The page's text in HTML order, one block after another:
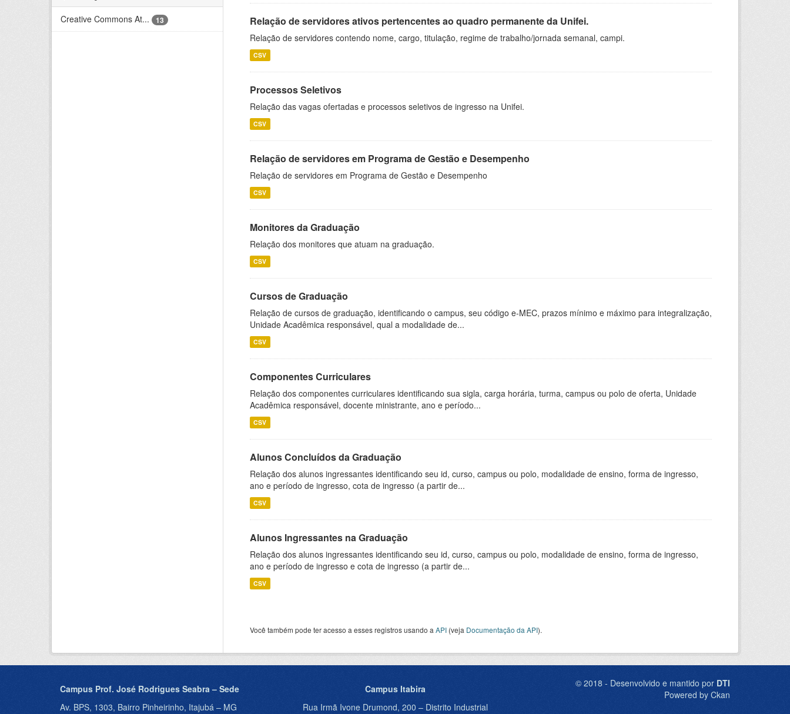
Creative Commons At...
13 Relação de servidores ativos pertencentes ao quadro permanente da Unifei.
Relação de servidores contendo nome, cargo, titulação, regime de trabalho/jornada semanal, campi.
CSV
Processos Seletivos
Relação das vagas ofertadas e processos seletivos de ingresso na Unifei.
CSV
Relação de servidores em Programa de Gestão e Desempenho
Relação de servidores em Programa de Gestão e Desempenho
CSV
Monitores da Graduação
Relação dos monitores que atuam na graduação.
CSV
Cursos de Graduação
Relação de cursos de graduação, identificando o campus, seu código e-MEC, prazos mínimo e máximo para integralização,
Unidade Acadêmica responsável, qual a modalidade de...
CSV
Componentes Curriculares
Relação dos componentes curriculares identificando sua sigla, carga horária, turma, campus ou polo de oferta, Unidade
Acadêmica responsável, docente ministrante, ano e período...
CSV
Alunos Concluídos da Graduação
Relação dos alunos ingressantes identificando seu id, curso, campus ou polo, modalidade de ensino, forma de ingresso,
ano e período de ingresso, cota de ingresso (a partir de...
CSV
Alunos Ingressantes na Graduação
Relação dos alunos ingressantes identificando seu id, curso, campus ou polo, modalidade de ensino, forma de ingresso,
ano e período de ingresso e cota de ingresso (a partir de...
CSV
Você também pode ter acesso a esses registros usando a API (veja Documentação da API).
Campus Prof. José Rodrigues Seabra – Sede
Av. BPS, 1303, Bairro Pinheirinho, Itajubá – MG
Campus Itabira
Rua Irmã Ivone Drumond, 200 – Distrito Industrial
© 2018 - Desenvolvido e mantido por DTI
Powered by Ckan